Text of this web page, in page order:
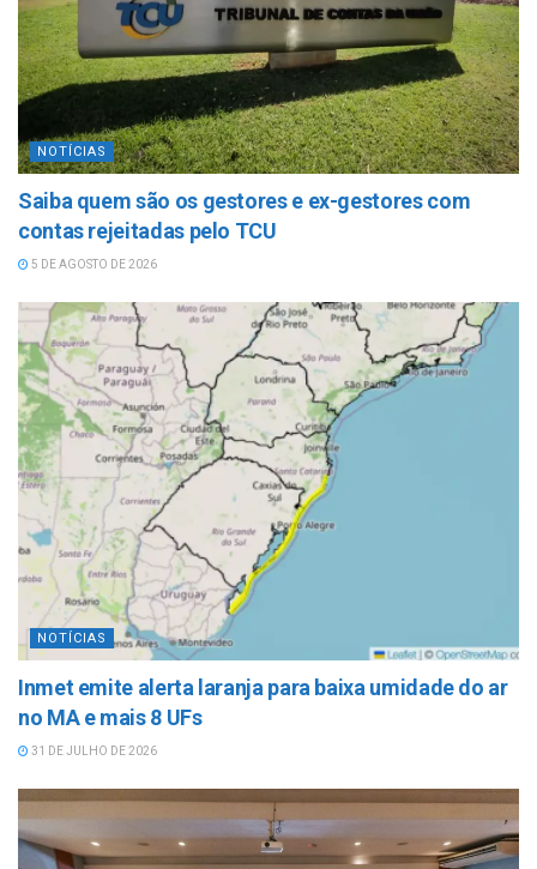
NOTÍCIAS
Saiba quem são os gestores e ex-gestores com
contas rejeitadas pelo TCU
5 DE AGOSTO DE 2026
NOTÍCIAS
Inmet emite alerta laranja para baixa umidade do ar
no MA e mais 8 UFs
31 DE JULHO DE 2026